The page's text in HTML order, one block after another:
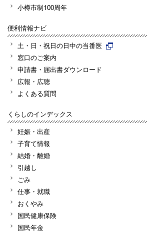
小樽市制100周年
便利情報ナビ
土・日・祝日の日中の当番医
窓口のご案内
申請書・届出書ダウンロード
広報・広聴
よくある質問
くらしのインデックス
妊娠・出産
子育て情報
結婚・離婚
引越し
ごみ
仕事・就職
おくやみ
国民健康保険
国民年金